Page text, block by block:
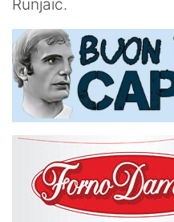
Runjaić.